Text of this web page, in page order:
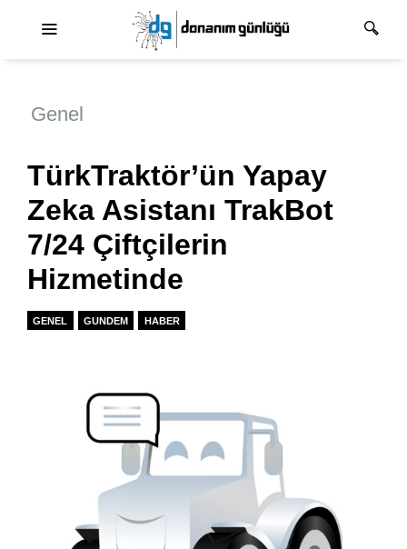
Genel
TürkTraktör’ün Yapay
Zeka Asistanı TrakBot
7/24 Çiftçilerin
Hizmetinde
GENEL GUNDEM HABER